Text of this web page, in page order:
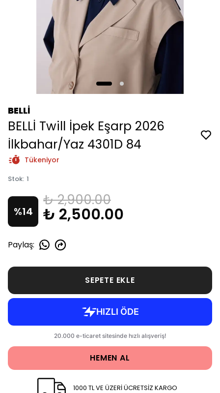
BELLİ
BELLİ Twill İpek Eşarp 2026
İlkbahar/Yaz 4301D 84
Tükeniyor
Stok: 1
%14
₺ 2,900.00
₺ 2,500.00
Paylaş:
SEPETE EKLE
HEMEN AL
1000 TL VE ÜZERİ ÜCRETSİZ KARGO